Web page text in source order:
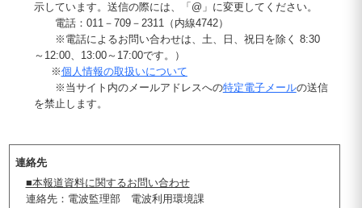
示しています。送信の際には、「@」に変更してください。
電話：011－709－2311（内線4742）
※電話によるお問い合わせは、土、日、祝日を除く 8:30
～12:00、13:00～17:00です。）
※個人情報の取扱いについて
※当サイト内のメールアドレスへの特定電子メールの送信
を禁止します。
連絡先
■本報道資料に関するお問い合わせ
連絡先：電波監理部 電波利用環境課